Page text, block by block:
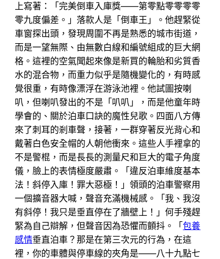
上寫著：「完美倒車入庫獎——第零點零零零零
零九度偏差。」落款人是「倒車王」。他趕緊從
車窗探出頭，發現周圍不再是熟悉的城市街道，
而是一望無際、由無數白線和編號組成的巨大網
格。這裡的空氣聞起來像是新買的輪胎和劣質香
水的混合物，而重力似乎是隨機變化的，有時感
覺很重，有時像漂浮在游泳池裡。他試圖按喇
叭，但喇叭發出的不是「叭叭」，而是他童年時
學會的、關於泊車口訣的魔性兒歌。四面八方傳
來了刺耳的剎車聲，接著，一群穿著反光背心和
戴著白色安全帽的人朝他衝來。這些人手裡拿的
不是警棍，而是長長的測量尺和巨大的電子角度
儀，臉上的表情極度嚴肅。「違反泊車維度基本
法！斜停入庫！罪大惡極！」領頭的泊車警察用
一個擴音器大喊，聲音充滿機械感。「我、我沒
有斜停！我只是垂直停在了牆壁上！」何手殘趕
緊為自己辯解，但聲音因為恐懼而顫抖。「包養
感情垂直泊車？那是在第三次元的行為，在這
裡，你的車體與停車線的夾角是——八十九點七